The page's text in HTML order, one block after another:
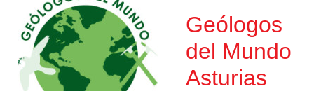
Geólogos
del Mundo
Asturias